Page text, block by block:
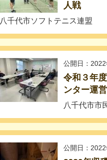
人戦
八千代市ソフトテニス連盟
公開日：
令和３年
ンター運
八千代市市
公開日：